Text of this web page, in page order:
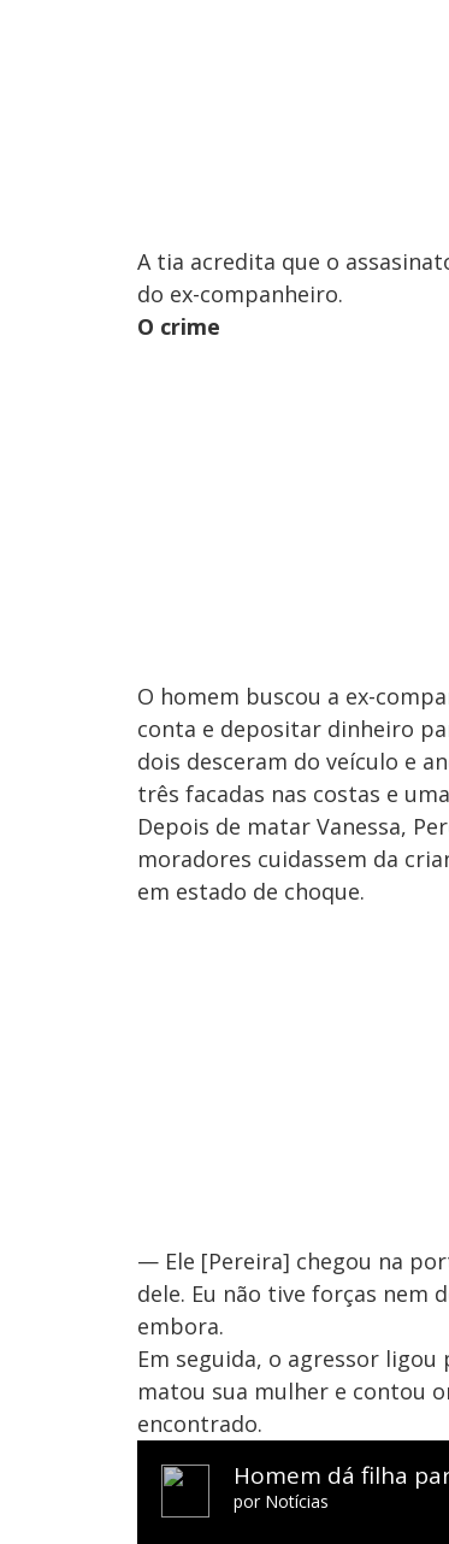
A tia acredita que o
do ex-companheiro.
O crime
O homem buscou a ex-
conta e depositar dinheiro
dois desceram do veículo e
três facadas nas costas e
Depois de matar Vanessa,
moradores cuidassem da
em estado de choque.
— Ele [Pereira] chegou na
dele. Eu não tive forças nem
embora.
Em seguida, o agressor
matou sua mulher e contou
encontrado.